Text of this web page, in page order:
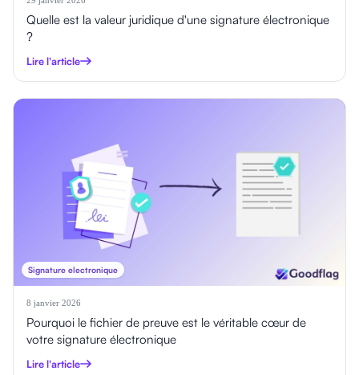
Quelle est la valeur juridique d'une signature électronique
?
Lire l'article
Signature electronique
8 janvier 2026
Pourquoi le fichier de preuve est le véritable cœur de
votre signature électronique
Lire l'article